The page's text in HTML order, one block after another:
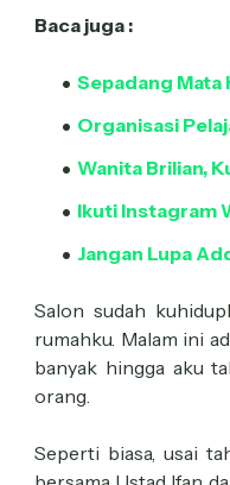
Baca juga :
Sepadang Mata
Organisasi
Wanita Brilian,
Ikuti Instagram
Jangan Lupa
Salon sudah
rumahku. Malam ini
banyak hingga aku
orang.
Seperti biasa, usai